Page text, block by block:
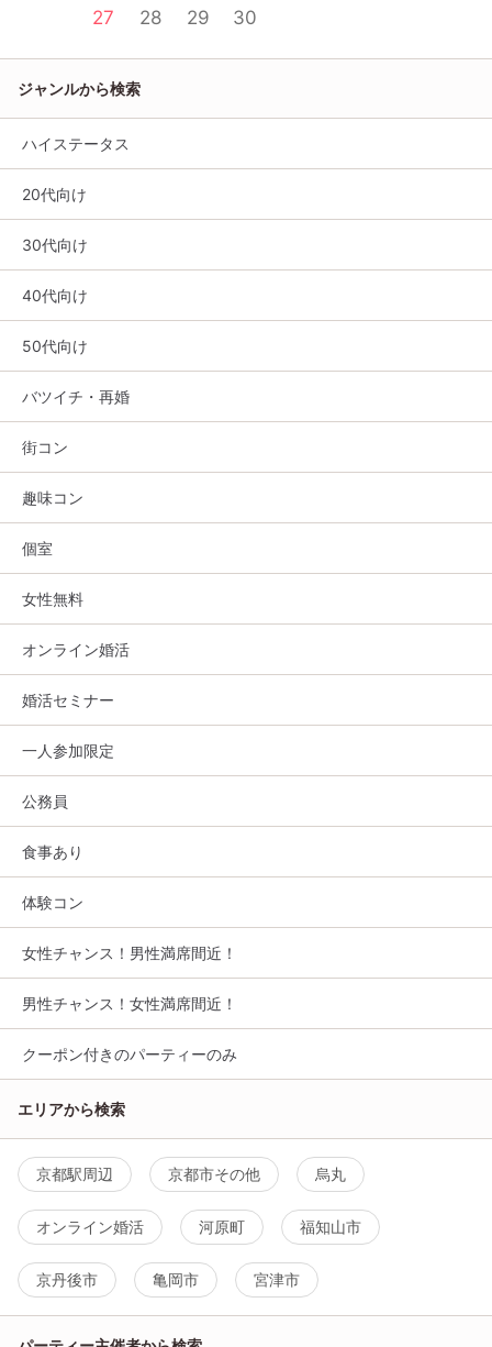
27
28 29 30
ジャンルから検索
ハイステータス
20代向け
30代向け
40代向け
50代向け
バツイチ・再婚
街コン
趣味コン
個室
女性無料
オンライン婚活
婚活セミナー
一人参加限定
公務員
食事あり
体験コン
女性チャンス！男性満席間近！
男性チャンス！女性満席間近！
クーポン付きのパーティーのみ
エリアから検索
京都駅周辺 京都市その他 烏丸
オンライン婚活 河原町 福知山市
京丹後市 亀岡市 宮津市